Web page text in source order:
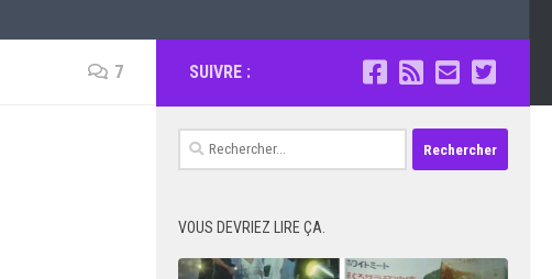
7 SUIVRE :
Rechercher :
VOUS DEVRIEZ LIRE ÇA.